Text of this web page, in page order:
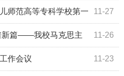
11-27
师范高等专科学校第一
的通知 11-26
新篇——我校马克思主
大报告专题研讨会 11-23
作会议